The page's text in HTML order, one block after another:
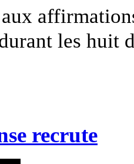
les huit
recrute